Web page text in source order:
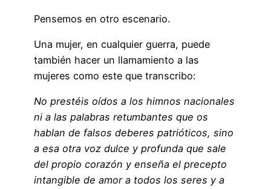
Pensemos en otro escenario.
Una mujer, en cualquier guerra, puede
también hacer un llamamiento a las
mujeres como este que transcribo:
No prestéis oídos a los himnos nacionales
ni a las palabras retumbantes que os
hablan de falsos deberes patrióticos, sino
a esa otra voz dulce y profunda que sale
del propio corazón y enseña el precepto
intangible de amor a todos los seres y a